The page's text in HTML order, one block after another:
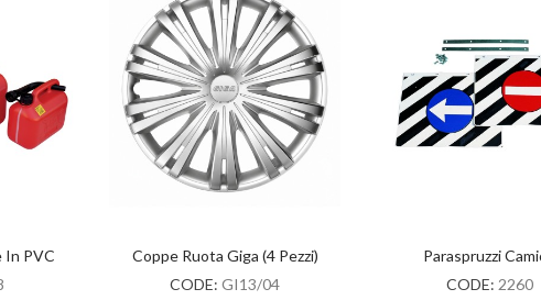
In PVC
Coppe Ruota Giga (4 Pezzi)
CODE: GI13/04
Paraspruzzi
CODE: 2260